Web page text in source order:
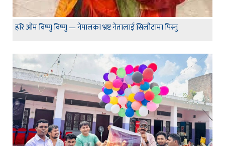
हरि ओम विष्णु विष्णु — नेपालका भ्रष्ट नेतालाई सिलौटामा पिस्नु